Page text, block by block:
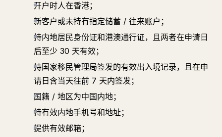
开户时人在香港；
新客户或未持有指定储蓄 / 往来账户；
持内地居民身份证和港澳通行证，且两者在申请日
后至少 30 天有效；
持国家移民管理局签发的有效出入境记录，且在申
请日含当天往前 7 天内签发；
国籍 / 地区为中国内地；
持有效内地手机号和地址；
提供有效邮箱；